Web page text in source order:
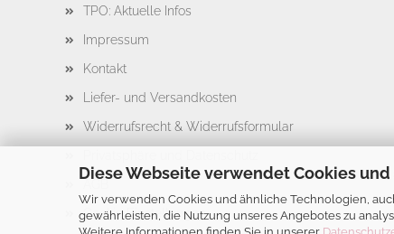
Diese Webseite verwendet Cookies
Wir verwenden Cookies und ähnliche Technologien,
gewährleisten, die Nutzung unseres Angebotes zu
Weitere Informationen finden Sie in unserer
TPO: Aktuelle Infos
Impressum
Kontakt
Liefer- und Versandkosten
Widerrufsrecht & Widerrufsformular
Cookie Einstellungen